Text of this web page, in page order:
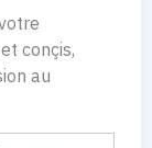
conçis,
au